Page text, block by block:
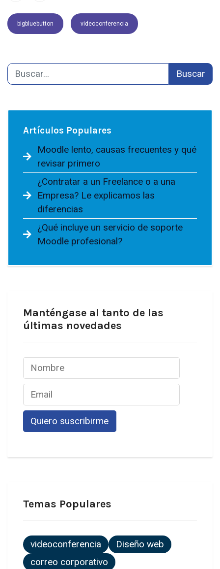
bigbluebutton videoconferencia
Buscar
Artículos Populares
Moodle lento, causas frecuentes y qué
revisar primero
¿Contratar a un Freelance o a una
Empresa? Le explicamos las
diferencias
¿Qué incluye un servicio de soporte
Moodle profesional?
Manténgase al tanto de las
últimas novedades
Temas Populares
videoconferencia
Diseño web
correo corporativo